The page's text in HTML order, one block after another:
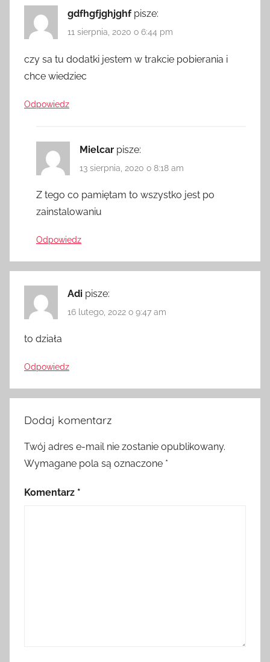
gdfhgfjghjghf pisze:
11 sierpnia, 2020 o 6:44 pm
czy sa tu dodatki jestem w trakcie pobierania i
chce wiedziec
Odpowiedz
Mielcar pisze:
13 sierpnia, 2020 o 8:18 am
Z tego co pamiętam to wszystko jest po
zainstalowaniu
Odpowiedz
Adi pisze:
16 lutego, 2022 o 9:47 am
to działa
Odpowiedz
Dodaj komentarz
Twój adres e-mail nie zostanie opublikowany.
Wymagane pola są oznaczone *
Komentarz *